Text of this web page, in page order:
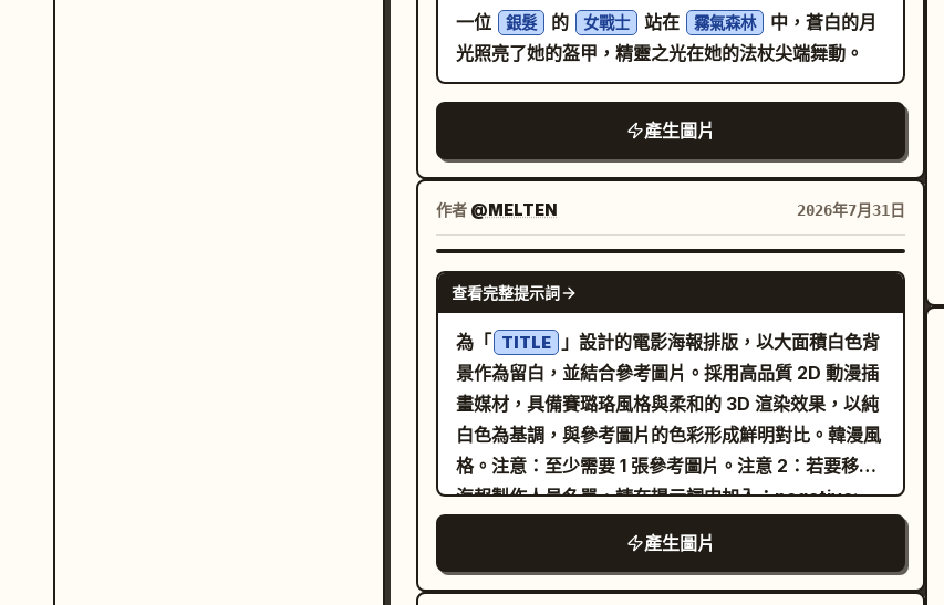
Embarrassment"，副標題為 "The dragon feels
shy while a bird tilts its head, watching
色小鳥在附近的樹枝上歪著頭好奇地看著。 Panel 5 說
明："5. (8–10s) The Sneeze"，副標題為 "The
smoke tickles its nose. It builds up… and
prepares for the biggest sneeze ever!" 影像：小
龍臉部的極致特寫，眼睛睜大，鼻孔周圍有煙霧繚繞，
準備打出史上最大的一個噴嚏。 Panel 6 說明："6.
(10–12s) Magical Surprise"，副標題為 "It
sneezes! Instead of fire, a HUGE burst of
rainbow flames explodes out!" 影像：側視圖，小
龍打出一個噴嚏，噴出巨大的閃亮彩虹爆發，色彩明亮
飽和，火星四濺。 Panel 7 說明："7. (12–14s)
Wonder"，副標題為 "Animals stare in
amazement as the rainbow flames light up the
whole forest." 影像：更寬的鏡頭，小龍位於中心，
子、一隻松鼠、一隻小鹿、一隻刺蝟和一隻小鳥。彩虹
影，濕潤路面的反射效果，冷藍色調與溫暖燈光形成對
比，無文字，無浮水印，畫面中無其他人物或車輛。
一位 銀髮 的 女戰士 站在 霧氣森林
中，蒼白的月
光照亮了她的盔甲，精靈之光在她的法杖尖端舞動。
產生圖片
作者 @MELTEN 2026年7月31日
GPT IMAGE 2
查看完整提示詞
為「 TITLE
」設計的電影海報排版，以大面積白色背
景作為留白，並結合參考圖片。採用高品質 2D 動漫插
畫媒材，具備賽璐珞風格與柔和的 3D 渲染效果，以純
白色為基調，與參考圖片的色彩形成鮮明對比。韓漫風
格。注意：至少需要 1 張參考圖片。注意 2：若要移除
海報製作人員名單，請在提示詞中加入：negative:
billing block or credit block
產生圖片